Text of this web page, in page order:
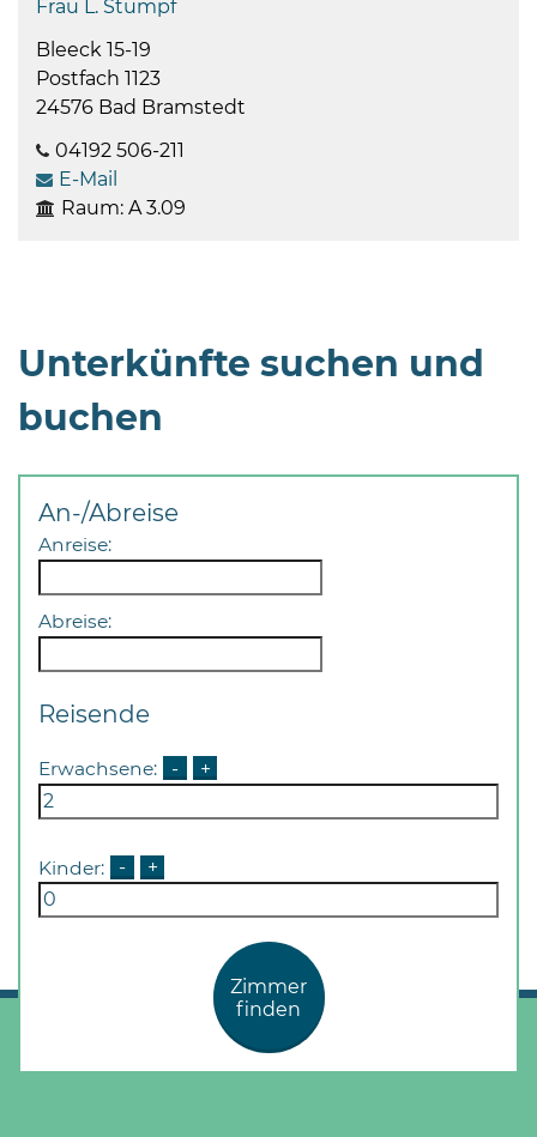
Frau L. Stumpf
Bleeck 15-19
Postfach 1123
24576 Bad Bramstedt
04192 506-211
E-Mail
Raum: A 3.09
Unterkünfte suchen und
buchen
An-/Abreise
Anreise:
Abreise:
Reisende
Erwachsene: - +
Kinder: - +
Zimmer
finden